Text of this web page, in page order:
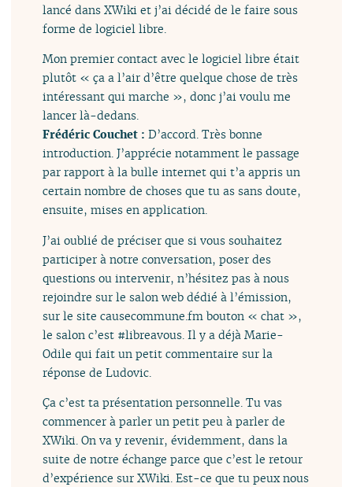
lancé dans XWiki et j’ai décidé de le faire sous
forme de logiciel libre.
Mon premier contact avec le logiciel libre était
plutôt « ça a l’air d’être quelque chose de très
intéressant qui marche », donc j’ai voulu me
lancer là-dedans.
Frédéric Couchet :D’accord. Très bonne
introduction. J’apprécie notamment le passage
par rapport à la bulle internet qui t’a appris un
certain nombre de choses que tu as sans doute,
ensuite, mises en application.
J’ai oublié de préciser que si vous souhaitez
participer à notre conversation, poser des
questions ou intervenir, n’hésitez pas à nous
rejoindre sur le salon web dédié à l’émission,
sur le site causecommune.fm bouton « chat »,
le salon c’est #libreavous. Il y a déjà Marie-
Odile qui fait un petit commentaire sur la
réponse de Ludovic.
Ça c’est ta présentation personnelle. Tu vas
commencer à parler un petit peu à parler de
XWiki. On va y revenir, évidemment, dans la
suite de notre échange parce que c’est le retour
d’expérience sur XWiki. Est-ce que tu peux nous